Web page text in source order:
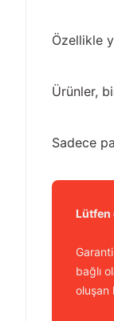
Özellikle
Ürünler,
Sadece
Lütfen
bağlı
oluşan